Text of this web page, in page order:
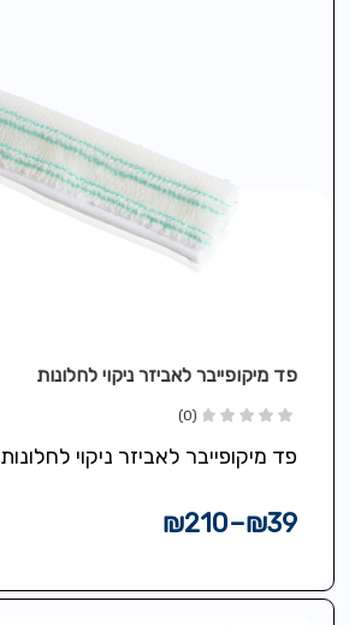
פד מיקופייבר לאביזר ניקוי לחלונות
(0)
פד מיקופייבר לאביזר ניקוי לחלונות
₪39
–
₪210